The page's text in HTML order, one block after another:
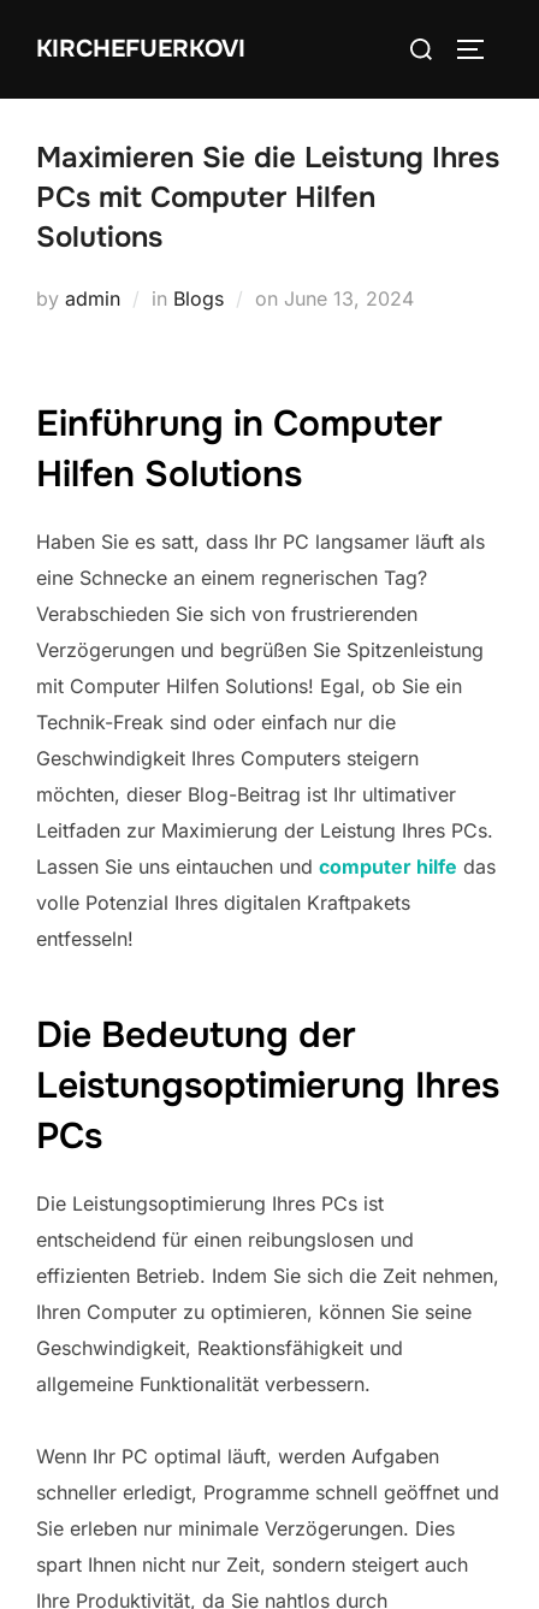
KIRCHEFUERKOVI
Search
Maximieren Sie die Leistung Ihres
PCs mit Computer Hilfen
Solutions
by admin in Blogs on Posted
June 13, 2024
Einführung in Computer
Hilfen Solutions
Haben Sie es satt, dass Ihr PC langsamer läuft als
eine Schnecke an einem regnerischen Tag?
Verabschieden Sie sich von frustrierenden
Verzögerungen und begrüßen Sie Spitzenleistung
mit Computer Hilfen Solutions! Egal, ob Sie ein
Technik-Freak sind oder einfach nur die
Geschwindigkeit Ihres Computers steigern
möchten, dieser Blog-Beitrag ist Ihr ultimativer
Leitfaden zur Maximierung der Leistung Ihres PCs.
Lassen Sie uns eintauchen und computer hilfe das
volle Potenzial Ihres digitalen Kraftpakets
entfesseln!
Die Bedeutung der
Leistungsoptimierung Ihres
PCs
Die Leistungsoptimierung Ihres PCs ist
entscheidend für einen reibungslosen und
effizienten Betrieb. Indem Sie sich die Zeit nehmen,
Ihren Computer zu optimieren, können Sie seine
Geschwindigkeit, Reaktionsfähigkeit und
allgemeine Funktionalität verbessern.
Wenn Ihr PC optimal läuft, werden Aufgaben
schneller erledigt, Programme schnell geöffnet und
Sie erleben nur minimale Verzögerungen. Dies
spart Ihnen nicht nur Zeit, sondern steigert auch
Ihre Produktivität, da Sie nahtlos durch